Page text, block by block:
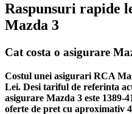
Raspunsuri rapide
Mazda 3
Cat costa o asigurare
Costul unei asigurari RCA
Lei. Desi tariful de referinta
asigurare Mazda 3 este 1389-
oferte de pret cu aproximativ